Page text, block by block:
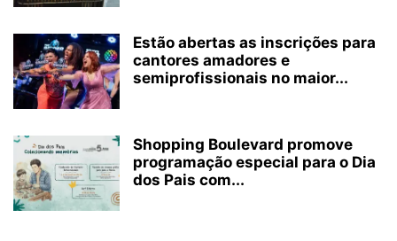
Estão abertas as inscrições para
cantores amadores e
semiprofissionais no maior...
Shopping Boulevard promove
programação especial para o Dia
dos Pais com...